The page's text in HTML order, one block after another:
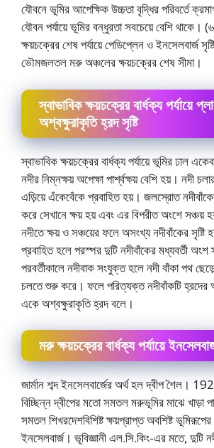
যৌবনে ভূমির আপেক্ষিক উচ্চতা বৃদ্ধির পরিবর্তে
যৌবন পর্যায়ে ভূমির বন্ধুরতা সবচেয়ে বেশি থাকে।
ক্ষয়চক্রের শেষ পর্যায়ে পেডিপ্লেন ও ইনসেলবার্জ
ভৌমজলতল মরু অঞ্চলের ক্ষয়চক্রের শেষ সীমা।
স্বাভাবিক ক্ষয়চক্রের বার্ধক্য পর্যায়ে
অশ্বক্ষুরাকৃতি হ্রদ সৃষ্টি
স্বাভাবিক ক্ষয়চক্রের বার্ধক্য পর্যায়ে ভূমির ঢাল
নদীর নিম্নক্ষয় অপেক্ষা পার্শ্বক্ষয় বেশি হয়। নদী
এড়িয়ে এঁকেবেঁকে প্রবাহিত হয়। জলস্রোত
করে সেখানে ক্ষয় হয় এবং এর বিপরীত অংশে সঞ্চয়
নদীতে ক্ষয় ও সঞ্চয়ের ফলে অসংখ্য নদীবাঁকের
প্রবাহিত হলে পরস্পর দুটি নদীবাঁকের মধ্যবর্তী অংশ
পরবর্তীকালে নদীবাক সংযুক্ত হলে নদী বাঁকা পথ
চলতে শুরু করে। ফলে পরিত্যক্ত নদীবাঁকটি হ্রদের
একে অশ্বক্ষুরাকৃতি হ্রদ বলে।
মরু ক্ষয়চক্রের বার্ধক্য পর্যায়ে
জার্মান শব্দ ইনসেলবার্জের অর্থ হল দ্বীপ শৈল। 1926
বিচ্ছিন্ন দ্বীপের মতাে সমতল মরুভূমির মাঝে খাড়া
সমতল শিখরদেশবিশিষ্ট ক্ষয়প্রাপ্ত অবশিষ্ট
ইনসেলবার্জ। ভূবিজ্ঞানী এল.সি.কিং-এর মতে, দুটি